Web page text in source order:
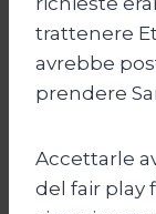
trattenere
avrebbe
prendere
Accettarle
del fair play